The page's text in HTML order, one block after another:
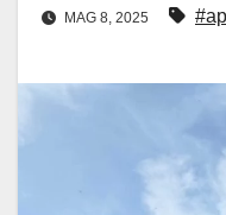
MAG 8, 2025